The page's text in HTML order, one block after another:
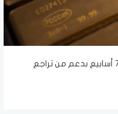
أسعار الذهب تقفز لأعلى مستوى في 7 أسابيع بدعم من تراجع